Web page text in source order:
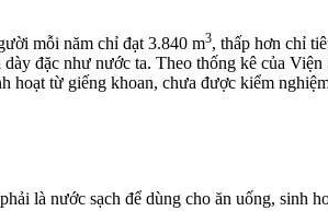
mỗi năm chỉ đạt 3.840 m3, thấp hơn chỉ
đặc như nước ta. Theo thống kê của
hoạt từ giếng khoan, chưa được kiểm
là nước sạch để dùng cho ăn uống, sinh